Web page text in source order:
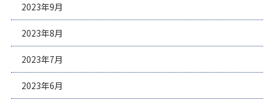
2023年9月
2023年8月
2023年7月
2023年6月